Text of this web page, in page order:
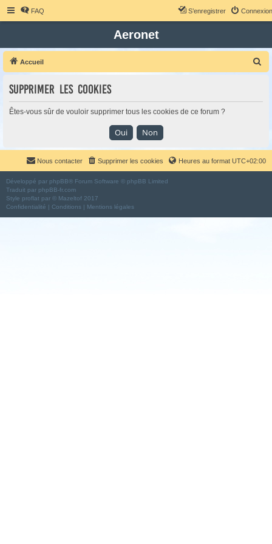
FAQ Connexion
S’enregistrer
Aeronet
Accueil
c
h
Supprimer les cookies
Êtes-vous sûr de vouloir supprimer tous les cookies de ce forum ?
Heures au format UTC+02:00
Supprimer les cookies
Nous contacter
Développé par phpBB® Forum Software © phpBB Limited
Traduit par phpBB-fr.com
Style proflat par © Mazeltof 2017
Confidentialité | Conditions | Mentions légales